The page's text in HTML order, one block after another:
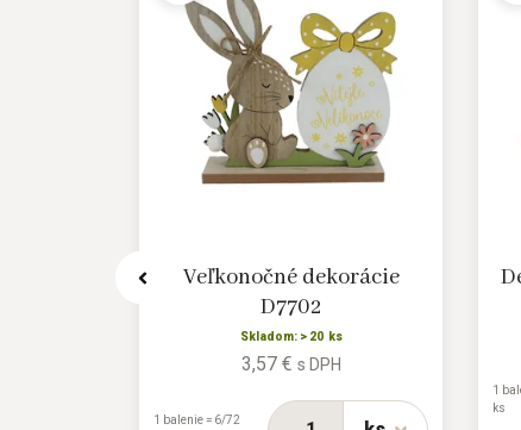
Veľkonočné dekorácie
D7702
Skladom: > 20 ks
3,57 € s DPH
1 balenie = 6/72
1
ks